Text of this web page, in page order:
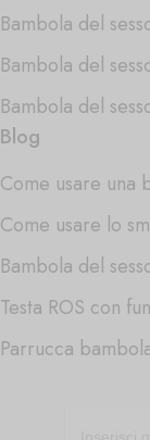
Bambola del
Bambola del
Bambola del
Blog
Come usare una
Come usare lo
Bambola del
Testa ROS con
Parrucca